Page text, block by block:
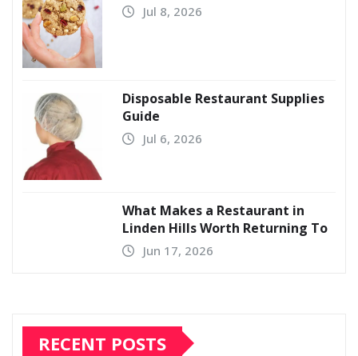
Jul 8, 2026
Disposable Restaurant Supplies
Guide
Jul 6, 2026
What Makes a Restaurant in
Linden Hills Worth Returning To
Jun 17, 2026
RECENT POSTS